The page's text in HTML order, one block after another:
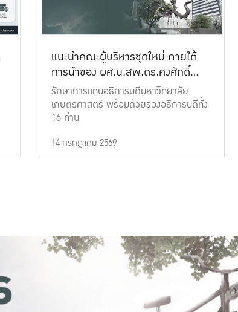
แนะนำคณะผู้บริหารชุดใหม่ ภายใต้
การนำของ ผศ.น.สพ.ดร.คงศักดิ์
เที่ยงธรรม
รักษาการแทนอธิการบดีมหาวิทยาลัย
เกษตรศาสตร์ พร้อมด้วยรองอธิการบดีทั้ง
16 ท่าน
14 กรกฎาคม 2569